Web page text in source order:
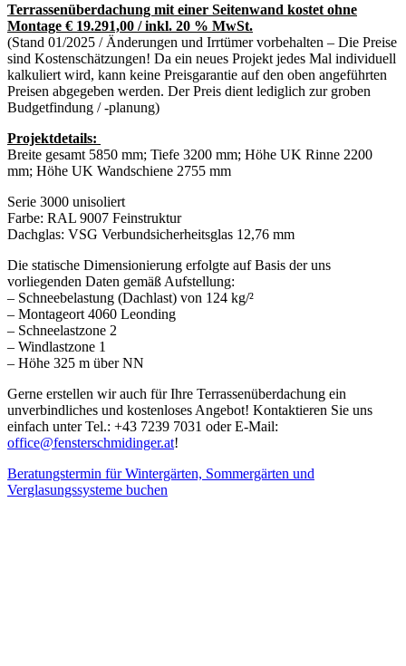
Terrassenüberdachung mit einer Seitenwand kostet ohne
Montage € 19.291,00 / inkl. 20 % MwSt.
(Stand 01/2025 / Änderungen und Irrtümer vorbehalten – Die Preise
sind Kostenschätzungen! Da ein neues Projekt jedes Mal individuell
kalkuliert wird, kann keine Preisgarantie auf den oben angeführten
Preisen abgegeben werden. Der Preis dient lediglich zur groben
Budgetfindung / -planung)
Projektdetails:
Breite gesamt 5850 mm; Tiefe 3200 mm; Höhe UK Rinne 2200
mm; Höhe UK Wandschiene 2755 mm
Serie 3000 unisoliert
Farbe: RAL 9007 Feinstruktur
Dachglas: VSG Verbundsicherheitsglas 12,76 mm
Die statische Dimensionierung erfolgte auf Basis der uns
vorliegenden Daten gemäß Aufstellung:
– Schneebelastung (Dachlast) von 124 kg/²
– Montageort 4060 Leonding
– Schneelastzone 2
– Windlastzone 1
– Höhe 325 m über NN
Gerne erstellen wir auch für Ihre Terrassenüberdachung ein
unverbindliches und kostenloses Angebot! Kontaktieren Sie uns
einfach unter Tel.: +43 7239 7031 oder E-Mail:
office@fensterschmidinger.at!
Beratungstermin für Wintergärten, Sommergärten und
Verglasungssysteme buchen